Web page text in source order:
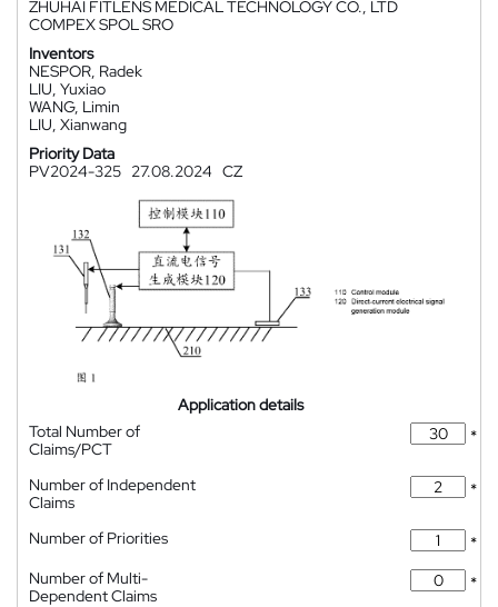
ZHUHAI FITLENS MEDICAL TECHNOLOGY CO., LTD
COMPEX SPOL SRO
Inventors
NESPOR, Radek
LIU, Yuxiao
WANG, Limin
LIU, Xianwang
Priority Data
PV2024-325 27.08.2024 CZ
Application details
Total Number of
Claims/PCT
*
Number of Independent
Claims
*
Number of Priorities
*
Number of Multi-
Dependent Claims
*